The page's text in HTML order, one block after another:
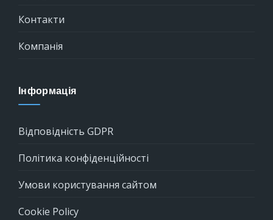
Контакти
Компанія
Інформація
Відповідність GDPR
Політика конфіденційності
Умови користування сайтом
Cookie Policy